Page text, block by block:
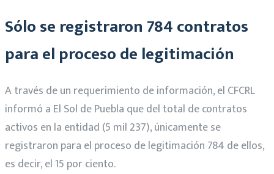
Sólo se registraron 784 contratos
para el proceso de legitimación
A través de un requerimiento de información, el CFCRL
informó a El Sol de Puebla que del total de contratos
activos en la entidad (5 mil 237), únicamente se
registraron para el proceso de legitimación 784 de ellos,
es decir, el 15 por ciento.